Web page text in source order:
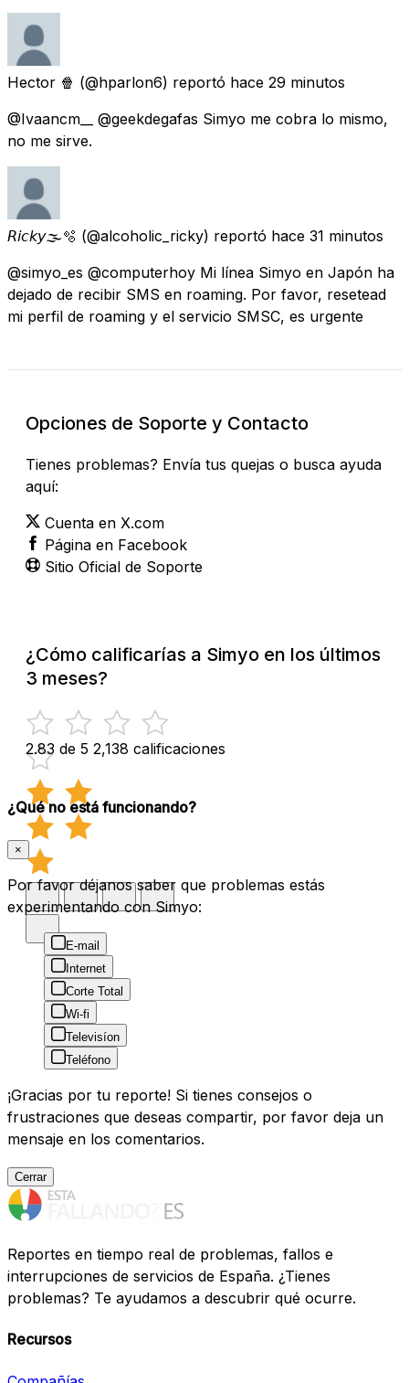
Hector 🍿 (@hparlon6) reportó hace 29 minutos
@Ivaancm__ @geekdegafas Simyo me cobra lo mismo,
no me sirve.
𝘙𝘪𝘤𝘬𝘺🌫️🫧 (@alcoholic_ricky) reportó hace 31 minutos
@simyo_es @computerhoy Mi línea Simyo en Japón ha
dejado de recibir SMS en roaming. Por favor, resetead
mi perfil de roaming y el servicio SMSC, es urgente
Opciones de Soporte y Contacto
Tienes problemas? Envía tus quejas o busca ayuda
aquí:
Cuenta en X.com
Página en Facebook
Sitio Oficial de Soporte
¿Cómo calificarías a Simyo en los últimos
3 meses?
2.83 de 5 2,138 calificaciones
¿Qué no está funcionando?
×
Por favor déjanos saber que problemas estás
experimentando con Simyo:
E-mail
Internet
Corte Total
Wi-fi
Televisíon
Teléfono
¡Gracias por tu reporte! Si tienes consejos o
frustraciones que deseas compartir, por favor deja un
mensaje en los comentarios.
Cerrar
Reportes en tiempo real de problemas, fallos e
interrupciones de servicios de España. ¿Tienes
problemas? Te ayudamos a descubrir qué ocurre.
Recursos